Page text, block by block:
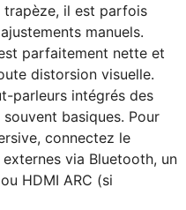
il est parfois
manuels.
parfaitement nette et
distorsion visuelle.
parleurs intégrés des
basiques. Pour
connectez le
via Bluetooth, un
HDMI ARC (si